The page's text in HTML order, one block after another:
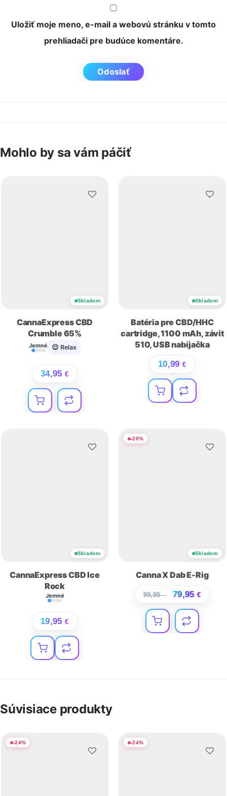
Uložiť moje meno, e-mail a webovú stránku v tomto
prehliadači pre budúce komentáre.
Mohlo by sa vám páčiť
Skladom
CannaExpress CBD
Crumble 65%
Jemné 😌 Relax
34,95 €
Skladom
Batéria pre CBD/HHC
cartridge, 1100 mAh, závit
510, USB nabíjačka
10,99 €
Skladom
CannaExpress CBD Ice
Rock
Jemné
19,95 €
-20%
Skladom
Canna X Dab E-Rig
99,95€ 79,95 €
Súvisiace produkty
-24% -24%